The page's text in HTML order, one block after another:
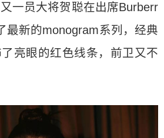
一员大将贺聪在出席Burberr
最新的monogram系列，经典
亮眼的红色线条，前卫又不